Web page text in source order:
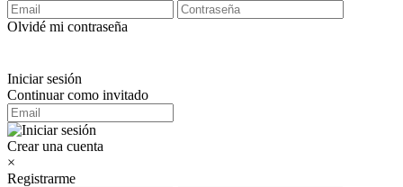
Olvidé mi contraseña
Iniciar sesión
Continuar como invitado
Crear una cuenta
×
Registrarme